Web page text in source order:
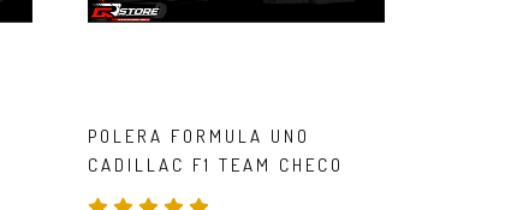
POLERA FORMULA UNO
CADILLAC F1 TEAM CHECO